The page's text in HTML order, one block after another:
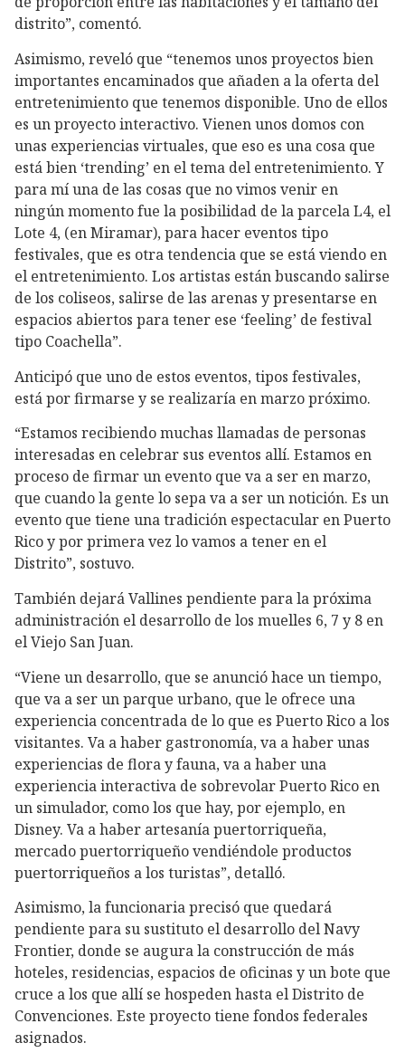
distrito”, comentó.
Asimismo, reveló que “tenemos unos proyectos bien
importantes encaminados que añaden a la oferta del
entretenimiento que tenemos disponible. Uno de ellos
es un proyecto interactivo. Vienen unos domos con
unas experiencias virtuales, que eso es una cosa que
está bien ‘trending’ en el tema del entretenimiento. Y
para mí una de las cosas que no vimos venir en
ningún momento fue la posibilidad de la parcela L4, el
Lote 4, (en Miramar), para hacer eventos tipo
festivales, que es otra tendencia que se está viendo en
el entretenimiento. Los artistas están buscando salirse
de los coliseos, salirse de las arenas y presentarse en
espacios abiertos para tener ese ‘feeling’ de festival
tipo Coachella”.
Anticipó que uno de estos eventos, tipos festivales,
está por firmarse y se realizaría en marzo próximo.
“Estamos recibiendo muchas llamadas de personas
interesadas en celebrar sus eventos allí. Estamos en
proceso de firmar un evento que va a ser en marzo,
que cuando la gente lo sepa va a ser un notición. Es un
evento que tiene una tradición espectacular en Puerto
Rico y por primera vez lo vamos a tener en el
Distrito”, sostuvo.
También dejará Vallines pendiente para la próxima
administración el desarrollo de los muelles 6, 7 y 8 en
el Viejo San Juan.
“Viene un desarrollo, que se anunció hace un tiempo,
que va a ser un parque urbano, que le ofrece una
experiencia concentrada de lo que es Puerto Rico a los
visitantes. Va a haber gastronomía, va a haber unas
experiencias de flora y fauna, va a haber una
experiencia interactiva de sobrevolar Puerto Rico en
un simulador, como los que hay, por ejemplo, en
Disney. Va a haber artesanía puertorriqueña,
mercado puertorriqueño vendiéndole productos
puertorriqueños a los turistas”, detalló.
Asimismo, la funcionaria precisó que quedará
pendiente para su sustituto el desarrollo del Navy
Frontier, donde se augura la construcción de más
hoteles, residencias, espacios de oficinas y un bote que
cruce a los que allí se hospeden hasta el Distrito de
Convenciones. Este proyecto tiene fondos federales
asignados.